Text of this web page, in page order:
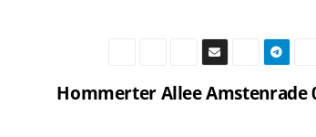
Hommerter Allee Amstenrade